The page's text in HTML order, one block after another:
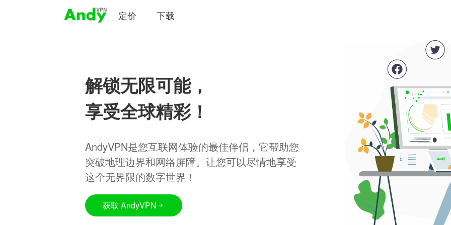
定价 下载
解锁无限可能，
享受全球精彩！
AndyVPN是您互联网体验的最佳伴侣，它帮助您
突破地理边界和网络屏障。让您可以尽情地享受
这个无界限的数字世界！
获取 AndyVPN